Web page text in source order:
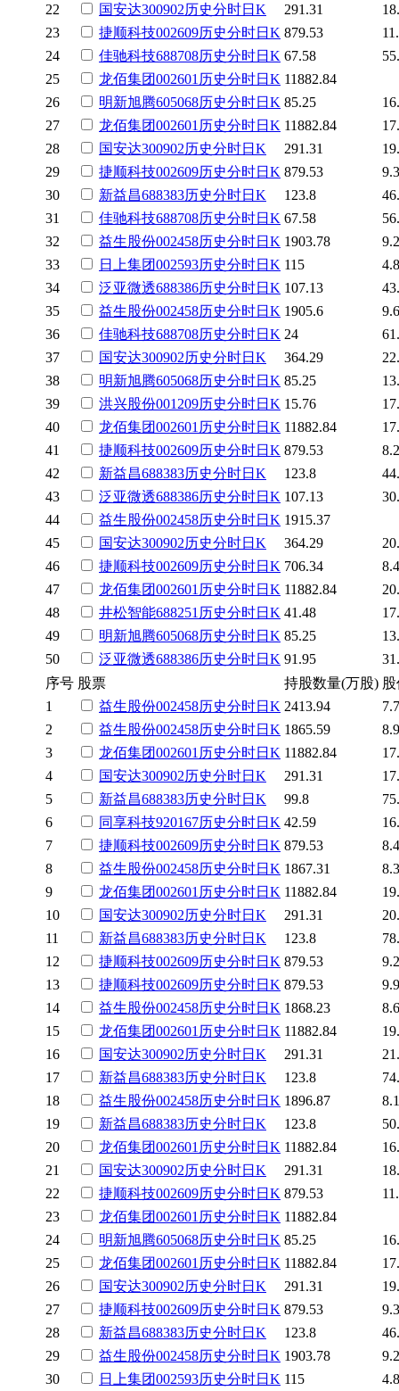
22
国安达300902历史分时日K 291.31
23
捷顺科技002609历史分时日K 879.53
24
佳驰科技688708历史分时日K 67.58
25
龙佰集团002601 历史分时日K 11882.84
26
明新旭腾605068历史分时日K 85.25
27
龙佰集团002601 历史分时日K 11882.84
28
国安达300902历史分时日K 291.31
29
捷顺科技002609历史分时日K 879.53
30
新益昌688383历史分时日K 123.8
31
佳驰科技688708历史分时日K 67.58
32
益生股份002458历史分时日K 1903.78
33
日上集团002593历史分时日K 115
34
泛亚微透688386历史分时日K 107.13
35
益生股份002458历史分时日K 1905.6
36
佳驰科技688708历史分时日K 24
37
国安达300902历史分时日K 364.29
38
明新旭腾605068历史分时日K 85.25
39
洪兴股份001209历史分时日K 15.76
40
龙佰集团002601 历史分时日K 11882.84
41
捷顺科技002609历史分时日K 879.53
42
新益昌688383历史分时日K 123.8
43
泛亚微透688386历史分时日K 107.13
44
益生股份002458历史分时日K 1915.37
45
国安达300902历史分时日K 364.29
46
捷顺科技002609历史分时日K 706.34
47
龙佰集团002601 历史分时日K 11882.84
48
井松智能688251 历史分时日K 41.48
49
明新旭腾605068历史分时日K 85.25
50
泛亚微透688386历史分时日K 91.95
序号 股票 持股数量(万股)
1
益生股份002458历史分时日K 2413.94
2
益生股份002458历史分时日K 1865.59
3
龙佰集团002601 历史分时日K 11882.84
4
国安达300902历史分时日K 291.31
5
新益昌688383历史分时日K 99.8
6
同享科技920167历史分时日K 42.59
7
捷顺科技002609历史分时日K 879.53
8
益生股份002458历史分时日K 1867.31
9
龙佰集团002601 历史分时日K 11882.84
10
国安达300902历史分时日K 291.31
11
新益昌688383历史分时日K 123.8
12
捷顺科技002609历史分时日K 879.53
13
捷顺科技002609历史分时日K 879.53
14
益生股份002458历史分时日K 1868.23
15
龙佰集团002601 历史分时日K 11882.84
16
国安达300902历史分时日K 291.31
17
新益昌688383历史分时日K 123.8
18
益生股份002458历史分时日K 1896.87
19
新益昌688383历史分时日K 123.8
20
龙佰集团002601 历史分时日K 11882.84
21
国安达300902历史分时日K 291.31
22
捷顺科技002609历史分时日K 879.53
23
龙佰集团002601 历史分时日K 11882.84
24
明新旭腾605068历史分时日K 85.25
25
龙佰集团002601 历史分时日K 11882.84
26
国安达300902历史分时日K 291.31
27
捷顺科技002609历史分时日K 879.53
28
新益昌688383历史分时日K 123.8
29
益生股份002458历史分时日K 1903.78
30
日上集团002593历史分时日K 115